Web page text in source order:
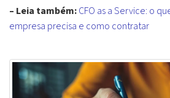
– Leia também:CFO as a Service: o
empresa precisa e como contratar